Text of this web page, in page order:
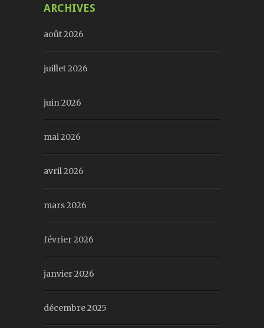
ARCHIVES
août 2026
juillet 2026
juin 2026
mai 2026
avril 2026
mars 2026
février 2026
janvier 2026
décembre 2025